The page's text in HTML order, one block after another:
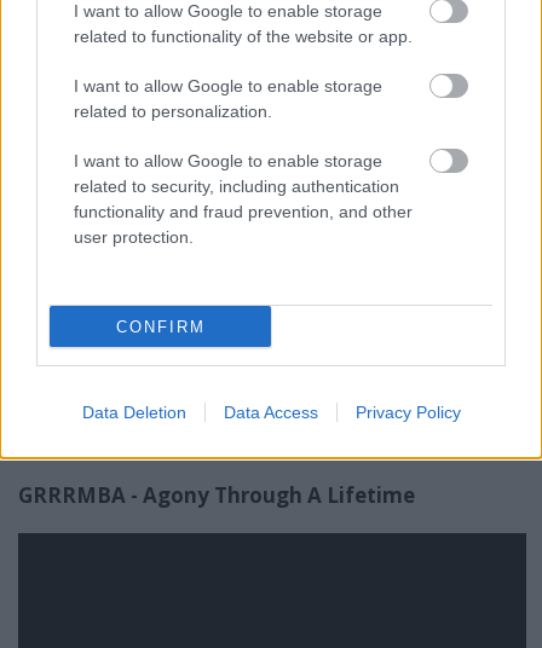
I want to allow Google to enable storage
related to functionality of the website or app.
I want to allow Google to enable storage
related to personalization.
I want to allow Google to enable storage
related to security, including authentication
functionality and fraud prevention, and other
user protection.
CONFIRM
Data Deletion Data Access Privacy Policy
évtizedekben figyelemmel követték a magyar
undergroundot, biztosan találkoztak a nevével,
többek között az arkhē dobosaként. A napokban
megjelent, Wondrous Stag című szólóalbumáról
korábban márhallhattatok
azóta pedig itt az újabb kedvcsináló a lemezhez a
Birdie /Arrival to the Motherland/ videójával.
Ahogyan a lemez egésze, ez a szerzemény is nehezen
skatulyázható, hiszen ugyanúgy fellelhető benne a
vonzó a stílusok bátor keverése, és a mondvacsinált
korlátokra nagy ívben fittyet hányó alkotói alapállás,
azoknak bátran ajánlom ezt a dalt, melyben magyar
ritmusokkal, és egy remekbe szabott, hangulatában
GRRRMBA - Agony Through A Lifetime